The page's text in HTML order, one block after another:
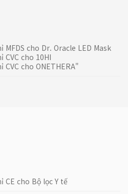
MFDS cho Dr. Oracle LED Mask
CVC cho 10HI
cho ONETHERA"
CE cho Bộ lọc Y tế